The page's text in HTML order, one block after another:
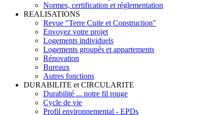
Normes, certification et réglementation
REALISATIONS
Revue "Terre Cuite et Construction"
Envoyez votre projet
Logements individuels
Logements groupés et appartements
Rénovation
Bureaux
Autres fonctions
DURABILITE et CIRCULARITE
Durabilité ... notre fil rouge
Cycle de vie
Profil environnemental - EPDs